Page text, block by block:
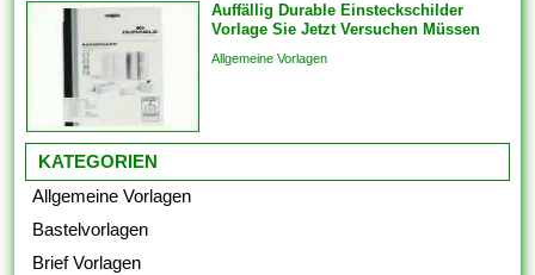
Auffällig Durable Einsteckschilder
Vorlage Sie Jetzt Versuchen Müssen
Allgemeine Vorlagen
KATEGORIEN
Allgemeine Vorlagen
Bastelvorlagen
Brief Vorlagen